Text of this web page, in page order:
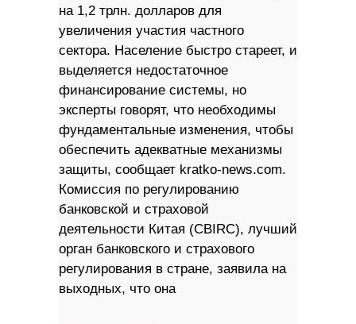
на 1,2 трлн. долларов для
увеличения участия частного
сектора. Население быстро стареет, и
выделяется недостаточное
финансирование системы, но
эксперты говорят, что необходимы
фундаментальные изменения, чтобы
обеспечить адекватные механизмы
защиты, сообщает kratko-news.com.
Комиссия по регулированию
банковской и страховой
деятельности Китая (CBIRC), лучший
орган банковского и страхового
регулирования в стране, заявила на
выходных, что она